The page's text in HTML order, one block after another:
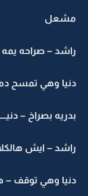
مشعل
راشد – صراحه
دنيا وهي تمسح
بدريه بصراخ –
راشد – ايش
دنيا وهي توقف –